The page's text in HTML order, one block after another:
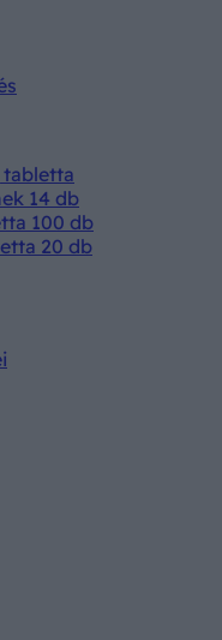
14 db
100 db
20 db